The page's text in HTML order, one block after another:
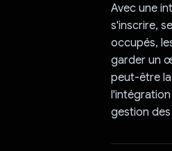
Avec une
s'inscrire,
occupés,
garder un
peut-être
gestion